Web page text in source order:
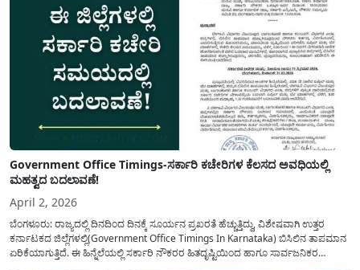
Government Office Timings-ಸರ್ಕಾರಿ ಕಚೇರಿಗಳ ಕೆಲಸದ ಅವಧಿಯಲ್ಲಿ
ಮಹತ್ವದ ಬದಲಾವಣೆ!
April 2, 2026
ಬೆಂಗಳೂರು: ರಾಜ್ಯದಲ್ಲಿ ದಿನದಿಂದ ದಿನಕ್ಕೆ ಸೂರ್ಯನ ಪ್ರಖರತೆ ಹೆಚ್ಚುತ್ತಿದ್ದು, ವಿಶೇಷವಾಗಿ ಉತ್ತರ
ಕರ್ನಾಟಕದ ಜಿಲ್ಲೆಗಳಲ್ಲಿ(Government Office Timings In Karnataka) ಬಿಸಿಲಿನ ತಾಪಮಾನ
ಏರಿಕೆಯಾಗುತ್ತಿದೆ. ಈ ಹಿನ್ನೆಲೆಯಲ್ಲಿ ಸರ್ಕಾರಿ ನೌಕರರ ಹಿತದೃಷ್ಟಿಯಿಂದ ಹಾಗೂ ಸಾರ್ವಜನಿಕರ